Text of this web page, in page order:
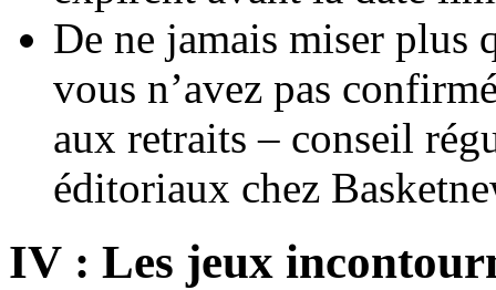
De ne jamais miser plus
vous n’avez pas
aux retraits – conseil
éditoriaux chez
IV : Les jeux